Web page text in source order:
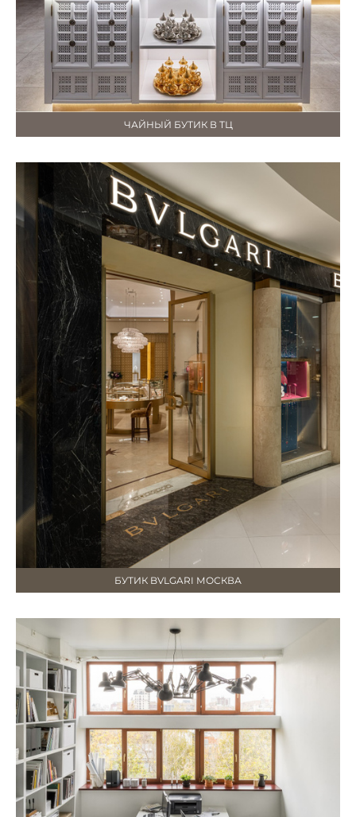
ЧАЙНЫЙ БУТИК В ТЦ
БУТИК BVLGARI МОСКВА